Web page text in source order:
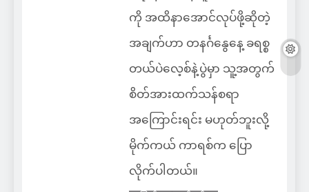
ကို အထိနာအောင်လုပ်ဖို့ဆိုတဲ့
အချက်ဟာ တနင်္ဂနွေနေ့ ခရစ္စ
တယ်ပဲလေ့စ်နဲ့ပွဲမှာ သူ့အတွက်
စိတ်အားထက်သန်စရာ
အကြောင်းရင်း မဟုတ်ဘူးလို့
မိုက်ကယ် ကာရစ်က ပြော
လိုက်ပါတယ်။